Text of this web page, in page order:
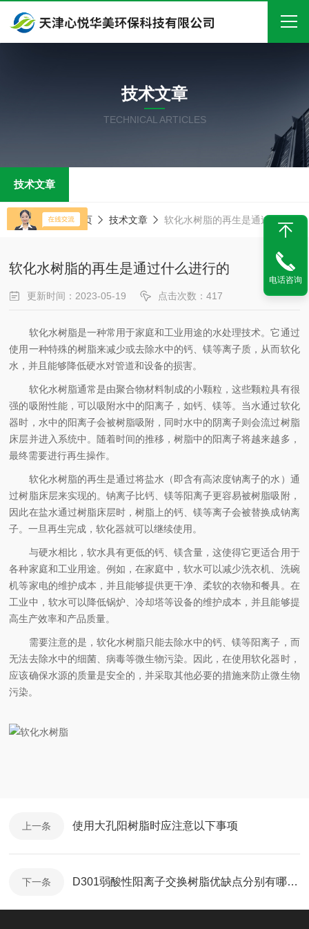
关于我们
产品中心
在线留言
技术文章
TECHNICAL ARTICLES
技术文章
当前位置：首页 技术文章 软化水树脂的再生是通过什么进行的
软化水树脂的再生是通过什么进行的
更新时间：2023-05-19 点击次数：417
软化水树脂是一种常用于家庭和工业用途的水处理技术。它通过
使用一种特殊的树脂来减少或去除水中的钙、镁等离子质，从而软化
水，并且能够降低硬水对管道和设备的损害。
软化水树脂通常是由聚合物材料制成的小颗粒，这些颗粒具有很
强的吸附性能，可以吸附水中的阳离子，如钙、镁等。当水通过软化
器时，水中的阳离子会被树脂吸附，同时水中的阴离子则会流过树脂
床层并进入系统中。随着时间的推移，树脂中的阳离子将越来越多，
最终需要进行再生操作。
软化水树脂的再生是通过将盐水（即含有高浓度钠离子的水）通
过树脂床层来实现的。钠离子比钙、镁等阳离子更容易被树脂吸附，
因此在盐水通过树脂床层时，树脂上的钙、镁等离子会被替换成钠离
子。一旦再生完成，软化器就可以继续使用。
与硬水相比，软水具有更低的钙、镁含量，这使得它更适合用于
各种家庭和工业用途。例如，在家庭中，软水可以减少洗衣机、洗碗
机等家电的维护成本，并且能够提供更干净、柔软的衣物和餐具。在
工业中，软水可以降低锅炉、冷却塔等设备的维护成本，并且能够提
高生产效率和产品质量。
需要注意的是，软化水树脂只能去除水中的钙、镁等阳离子，而
无法去除水中的细菌、病毒等微生物污染。因此，在使用软化器时，
应该确保水源的质量是安全的，并采取其他必要的措施来防止微生物
污染。
上一条 使用大孔阳树脂时应注意以下事项
下一条 D301弱酸性阳离子交换树脂优缺点分别有哪些？
电话咨询